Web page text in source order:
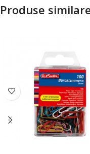
Produse